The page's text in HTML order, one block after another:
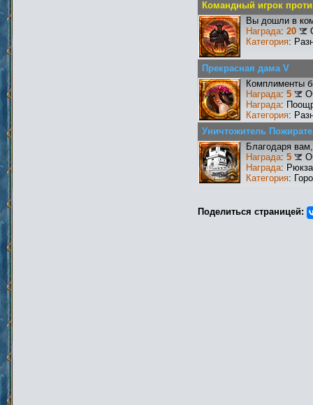
Командный игрок
Вы дошли в
Награда: 20
Категория:
Прекрасная дама V
Комплименты
Награда: 5
Награда:
Категория:
Уничтожитель
Благодаря
Награда: 5
Награда:
Категория:
Поделиться страницей: